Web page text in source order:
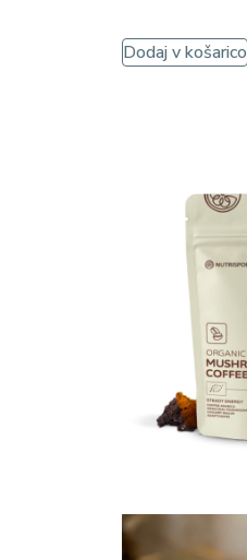
Dodaj v košarico